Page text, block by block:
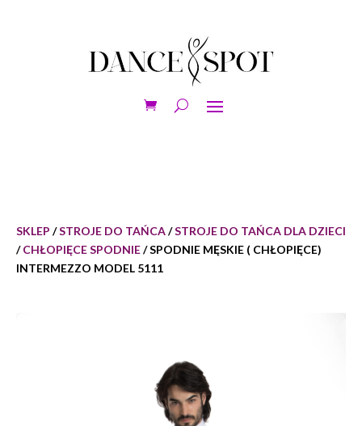
SKLEP /STROJE DO TAŃCA/STROJE DO TAŃCA DLA DZIECI
/CHŁOPIĘCE SPODNIE/ SPODNIE MĘSKIE ( CHŁOPIĘCE)
INTERMEZZO MODEL 5111